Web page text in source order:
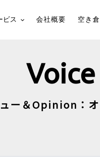
ビス 会社概要 空き
Voice
ー＆Opinion：